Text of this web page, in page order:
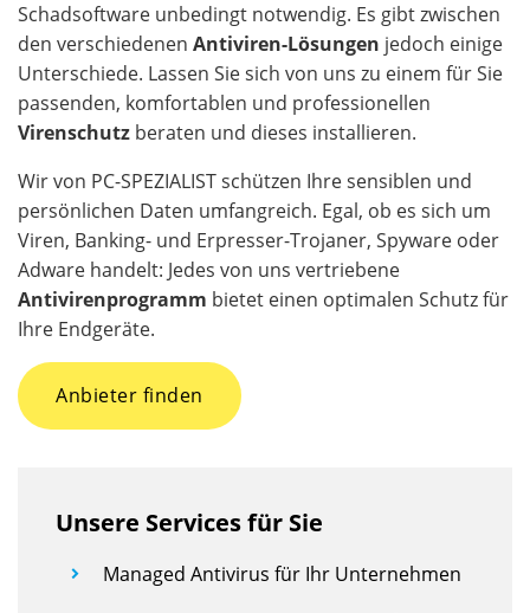
Schadsoftware unbedingt notwendig. Es gibt zwischen
den verschiedenen Antiviren-Lösungen jedoch einige
Unterschiede. Lassen Sie sich von uns zu einem für Sie
passenden, komfortablen und professionellen
Virenschutz beraten und dieses installieren.
Wir von PC-SPEZIALIST schützen Ihre sensiblen und
persönlichen Daten umfangreich. Egal, ob es sich um
Viren, Banking- und Erpresser-Trojaner, Spyware oder
Adware handelt: Jedes von uns vertriebene
Antivirenprogramm bietet einen optimalen Schutz für
Ihre Endgeräte.
Anbieter finden
Unsere Services für Sie
Managed Antivirus für Ihr Unternehmen